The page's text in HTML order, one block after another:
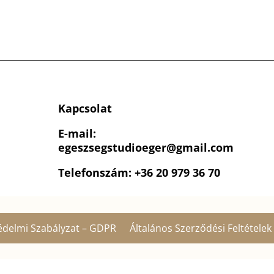
Kapcsolat
E-mail:
egeszsegstudioeger@gmail.com
Telefonszám: +36 20 979 36 70
Szabályzat – GDPR Általános Szerződési Feltételek